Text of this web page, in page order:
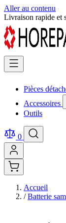
Aller au contenu
Pièces détachées
Pièces
Accessoires
Outils
0
Accueil
/ Batterie